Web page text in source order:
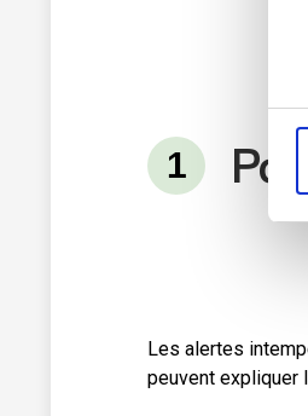
Les alertes
peuvent expliquer